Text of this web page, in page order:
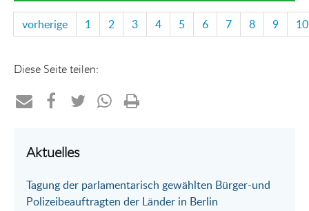
vorherige 1 2 3 4 5 6 7 8 9 10
Diese Seite teilen:
per
Mail
auf
Aktuelles
Tagung der parlamentarisch gewählten Bürger-und
Polizeibeauftragten der Länder in Berlin